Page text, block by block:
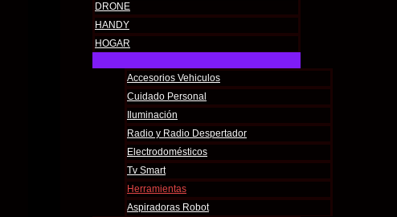
DRONE
HANDY
HOGAR
Accesorios Vehiculos
Cuidado Personal
Iluminación
Radio y Radio Despertador
Electrodomésticos
Tv Smart
Herramientas
Aspiradoras Robot